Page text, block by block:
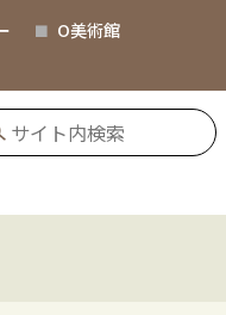
O美術館